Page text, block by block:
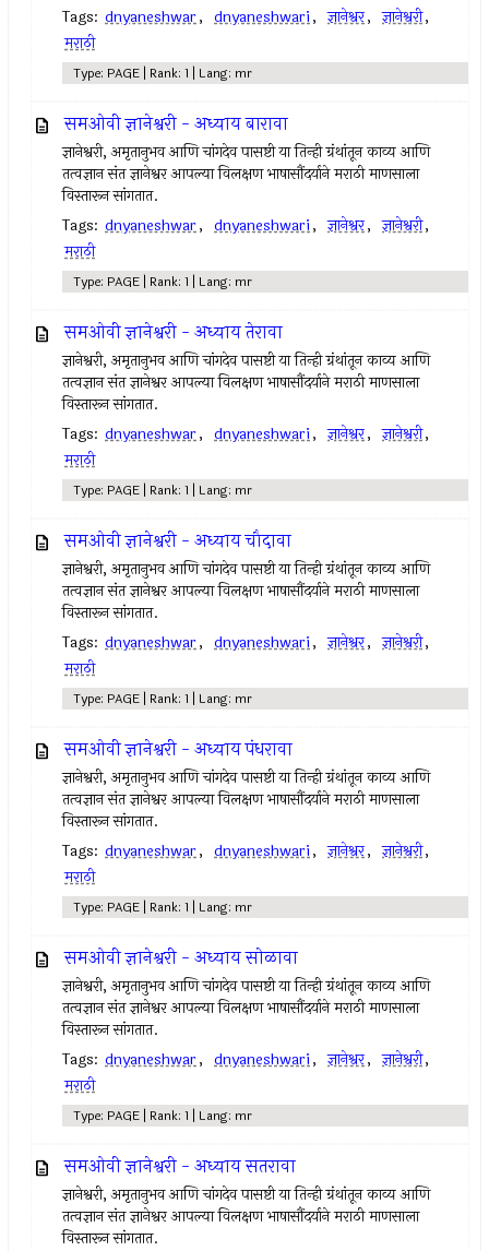
Tags: dnyaneshwar, dnyaneshwari, ज्ञानेश्वर, ज्ञानेश्वरी,
मराठी
Type: PAGE | Rank: 1 | Lang: mr
समओवी ज्ञानेश्वरी - अध्याय बारावा
ज्ञानेश्वरी, अमृतानुभव आणि चांगदेव पासष्टी या तिन्ही ग्रंथांतून काव्य आणि
तत्वज्ञान संत ज्ञानेश्वर आपल्या विलक्षण भाषासौंदर्याने मराठी माणसाला
विस्तारून सांगतात.
Tags: dnyaneshwar, dnyaneshwari, ज्ञानेश्वर, ज्ञानेश्वरी,
मराठी
Type: PAGE | Rank: 1 | Lang: mr
समओवी ज्ञानेश्वरी - अध्याय तेरावा
ज्ञानेश्वरी, अमृतानुभव आणि चांगदेव पासष्टी या तिन्ही ग्रंथांतून काव्य आणि
तत्वज्ञान संत ज्ञानेश्वर आपल्या विलक्षण भाषासौंदर्याने मराठी माणसाला
विस्तारून सांगतात.
Tags: dnyaneshwar, dnyaneshwari, ज्ञानेश्वर, ज्ञानेश्वरी,
मराठी
Type: PAGE | Rank: 1 | Lang: mr
समओवी ज्ञानेश्वरी - अध्याय चौदावा
ज्ञानेश्वरी, अमृतानुभव आणि चांगदेव पासष्टी या तिन्ही ग्रंथांतून काव्य आणि
तत्वज्ञान संत ज्ञानेश्वर आपल्या विलक्षण भाषासौंदर्याने मराठी माणसाला
विस्तारून सांगतात.
Tags: dnyaneshwar, dnyaneshwari, ज्ञानेश्वर, ज्ञानेश्वरी,
मराठी
Type: PAGE | Rank: 1 | Lang: mr
समओवी ज्ञानेश्वरी - अध्याय पंधरावा
ज्ञानेश्वरी, अमृतानुभव आणि चांगदेव पासष्टी या तिन्ही ग्रंथांतून काव्य आणि
तत्वज्ञान संत ज्ञानेश्वर आपल्या विलक्षण भाषासौंदर्याने मराठी माणसाला
विस्तारून सांगतात.
Tags: dnyaneshwar, dnyaneshwari, ज्ञानेश्वर, ज्ञानेश्वरी,
मराठी
Type: PAGE | Rank: 1 | Lang: mr
समओवी ज्ञानेश्वरी - अध्याय सोळावा
ज्ञानेश्वरी, अमृतानुभव आणि चांगदेव पासष्टी या तिन्ही ग्रंथांतून काव्य आणि
तत्वज्ञान संत ज्ञानेश्वर आपल्या विलक्षण भाषासौंदर्याने मराठी माणसाला
विस्तारून सांगतात.
Tags: dnyaneshwar, dnyaneshwari, ज्ञानेश्वर, ज्ञानेश्वरी,
मराठी
Type: PAGE | Rank: 1 | Lang: mr
समओवी ज्ञानेश्वरी - अध्याय सतरावा
ज्ञानेश्वरी, अमृतानुभव आणि चांगदेव पासष्टी या तिन्ही ग्रंथांतून काव्य आणि
तत्वज्ञान संत ज्ञानेश्वर आपल्या विलक्षण भाषासौंदर्याने मराठी माणसाला
विस्तारून सांगतात.